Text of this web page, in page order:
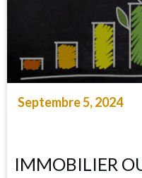
Septembre 5, 2024
IMMOBILIER